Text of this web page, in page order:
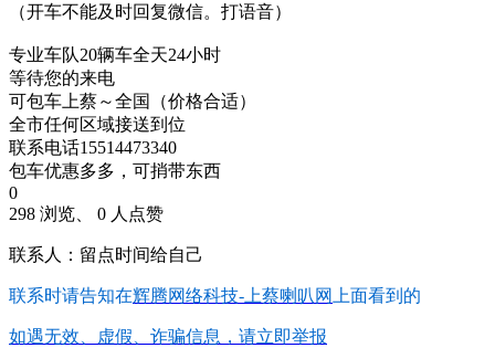
（开车不能及时回复微信。打语音）
专业车队20辆车全天24小时
等待您的来电
可包车上蔡～全国（价格合适）
全市任何区域接送到位
联系电话15514473340
包车优惠多多，可捎带东西
0
298 浏览、 0 人点赞
联系人：留点时间给自己
联系时请告知在辉腾网络科技-上蔡喇叭网 上面看到的
如遇无效、虚假、诈骗信息，请立即举报